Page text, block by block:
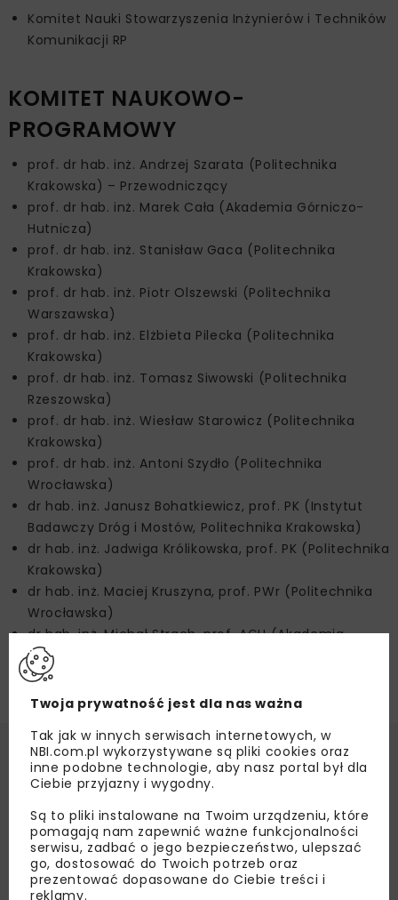
Komitet Nauki Stowarzyszenia Inżynierów i Techników
Komunikacji RP
KOMITET NAUKOWO-
PROGRAMOWY
prof. dr hab. inż. Andrzej Szarata (Politechnika
Krakowska) – Przewodniczący
prof. dr hab. inż. Marek Cała (Akademia Górniczo-
Hutnicza)
prof. dr hab. inż. Stanisław Gaca (Politechnika
Krakowska)
prof. dr hab. inż. Piotr Olszewski (Politechnika
Warszawska)
prof. dr hab. inż. Elżbieta Pilecka (Politechnika
Krakowska)
prof. dr hab. inż. Tomasz Siwowski (Politechnika
Rzeszowska)
prof. dr hab. inż. Wiesław Starowicz (Politechnika
Krakowska)
prof. dr hab. inż. Antoni Szydło (Politechnika
Wrocławska)
dr hab. inż. Janusz Bohatkiewicz, prof. PK (Instytut
Badawczy Dróg i Mostów, Politechnika Krakowska)
dr hab. inż. Jadwiga Królikowska, prof. PK (Politechnika
Krakowska)
dr hab. inż. Maciej Kruszyna, prof. PWr (Politechnika
Wrocławska)
dr hab. inż. Michał Strach, prof. AGH (Akademia
Górniczo-Hutnicza)
dr inż. Piotr Zieliński (Politechnika Krakowska)
Informacje szczegółowe o
wydarzeniu
Termin: 10.04.2025 - 11.04.2025
Miejsce: Niepołomice
Twoja prywatność jest dla nas ważna
Tak jak w innych serwisach internetowych, w
NBI.com.pl wykorzystywane są pliki cookies oraz
inne podobne technologie, aby nasz portal był dla
Ciebie przyjazny i wygodny.
Są to pliki instalowane na Twoim urządzeniu, które
pomagają nam zapewnić ważne funkcjonalności
serwisu, zadbać o jego bezpieczeństwo, ulepszać
go, dostosować do Twoich potrzeb oraz
prezentować dopasowane do Ciebie treści i
reklamy.